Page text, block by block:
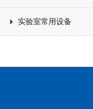
实验室常用设备